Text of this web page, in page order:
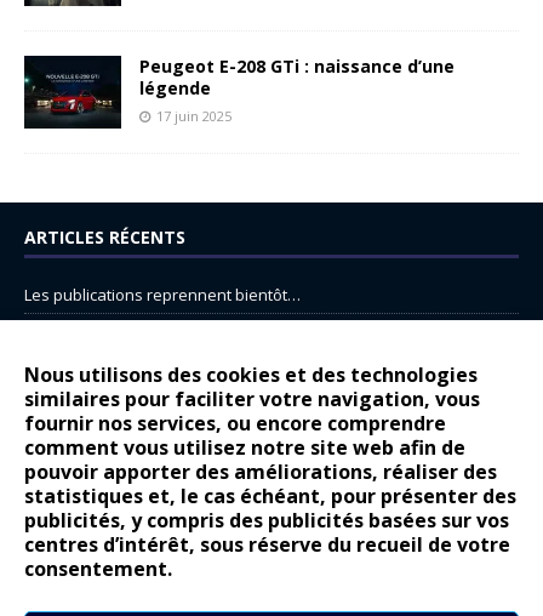
Nous utilisons des cookies et des technologies
similaires pour faciliter votre navigation, vous
fournir nos services, ou encore comprendre
comment vous utilisez notre site web afin de
pouvoir apporter des améliorations, réaliser des
statistiques et, le cas échéant, pour présenter des
publicités, y compris des publicités basées sur vos
centres d’intérêt, sous réserve du recueil de votre
consentement.
Peugeot E-208 GTi : naissance d’une
légende
17 juin 2025
ARTICLES RÉCENTS
Les publications reprennent bientôt…
14 juillet : nouveau film de marque pour Citroën
Renault Espace : voyage, voyage…
Peugeot E-208 GTi : naissance d’une légende
COMMENTAIRES RÉCENTS
Bernard DardartdansDacia Sandero : pour les gens vrais